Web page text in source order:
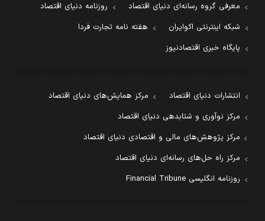
معرفی گروه رسانه‌ای دنیای اقتصاد
روزنامه دنیای اقتصاد
شبکه اینترنتی اکوایران
هفته نامه تجارت فردا
پایگاه خبری اقتصادنیوز
انتشارات دنیای اقتصاد
مرکز همایش‌های دنیای اقتصاد
مرکز نوآوری و شتابدهی دنیای اقتصاد
مرکز پژوهش‌های مالی و اقتصادی دنیای اقتصاد
مرکز راه حل‌های رسانه‌ای دنیای اقتصاد
روزنامه انگلیسی Financial Tribune